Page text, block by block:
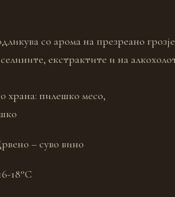
со арома на презреано
екстрактите и на
храна: пилешко месо,
– суво вино
18°С